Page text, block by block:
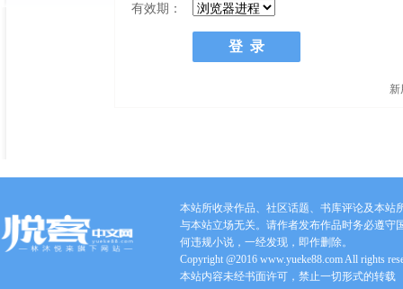
有效期：
新
本站所收录作品、社区话题、书库评论及本站
与本站立场无关。请作者发布作品时务必遵守
何违规小说，一经发现，即作删除。
Copyright @2016 www.yueke88.com All rights
本站内容未经书面许可，禁止一切形式的转载